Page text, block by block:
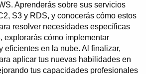
Aprenderás sobre sus servicios
S3 y RDS, y conocerás cómo estos
resolver necesidades específicas
explorarás cómo implementar
eficientes en la nube. Al finalizar,
aplicar tus nuevas habilidades en
tus capacidades profesionales